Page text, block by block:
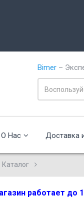
Bimer –
О Нас Доставка
Каталог
работает